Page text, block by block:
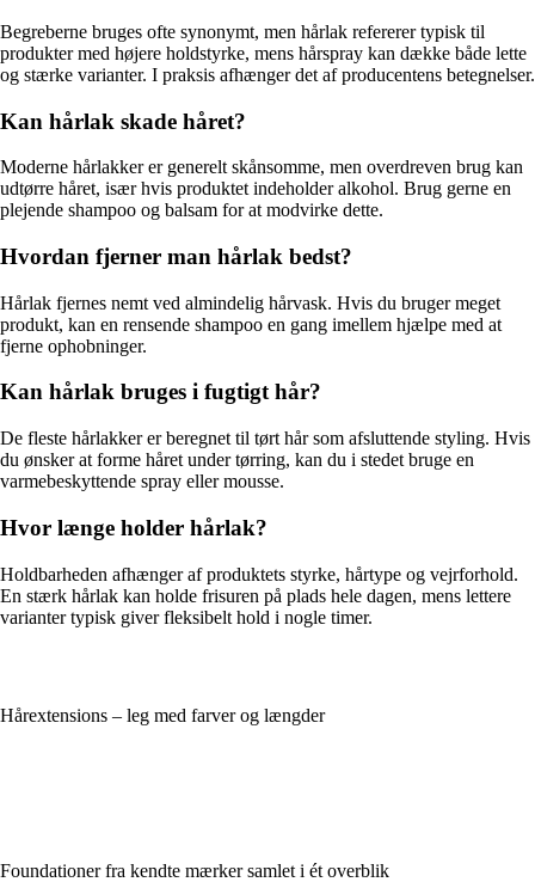
Begreberne bruges ofte synonymt, men hårlak refererer typisk til
produkter med højere holdstyrke, mens hårspray kan dække både lette
og stærke varianter. I praksis afhænger det af producentens betegnelser.
Kan hårlak skade håret?
Moderne hårlakker er generelt skånsomme, men overdreven brug kan
udtørre håret, især hvis produktet indeholder alkohol. Brug gerne en
plejende shampoo og balsam for at modvirke dette.
Hvordan fjerner man hårlak bedst?
Hårlak fjernes nemt ved almindelig hårvask. Hvis du bruger meget
produkt, kan en rensende shampoo en gang imellem hjælpe med at
fjerne ophobninger.
Kan hårlak bruges i fugtigt hår?
De fleste hårlakker er beregnet til tørt hår som afsluttende styling. Hvis
du ønsker at forme håret under tørring, kan du i stedet bruge en
varmebeskyttende spray eller mousse.
Hvor længe holder hårlak?
Holdbarheden afhænger af produktets styrke, hårtype og vejrforhold.
En stærk hårlak kan holde frisuren på plads hele dagen, mens lettere
varianter typisk giver fleksibelt hold i nogle timer.
Hårextensions – leg med farver og længder
Foundationer fra kendte mærker samlet i ét overblik